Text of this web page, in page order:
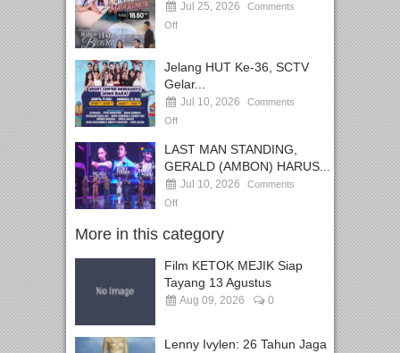
Jul 25, 2026
Comments
Off
Jelang HUT Ke-36, SCTV
Gelar...
Jul 10, 2026
Comments
Off
LAST MAN STANDING,
GERALD (AMBON) HARUS...
Jul 10, 2026
Comments
Off
More in this category
Film KETOK MEJIK Siap
Tayang 13 Agustus
Aug 09, 2026 0
Lenny Ivylen: 26 Tahun Jaga